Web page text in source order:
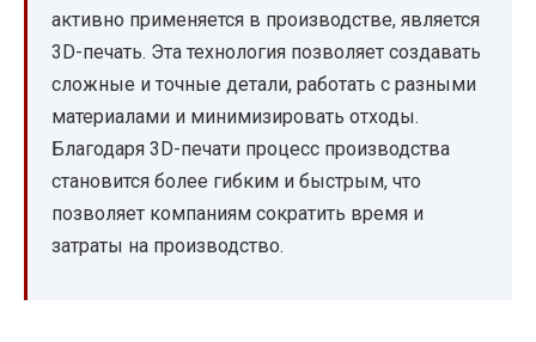
активно применяется в производстве, является
3D-печать. Эта технология позволяет создавать
сложные и точные детали, работать с разными
материалами и минимизировать отходы.
Благодаря 3D-печати процесс производства
становится более гибким и быстрым, что
позволяет компаниям сократить время и
затраты на производство.